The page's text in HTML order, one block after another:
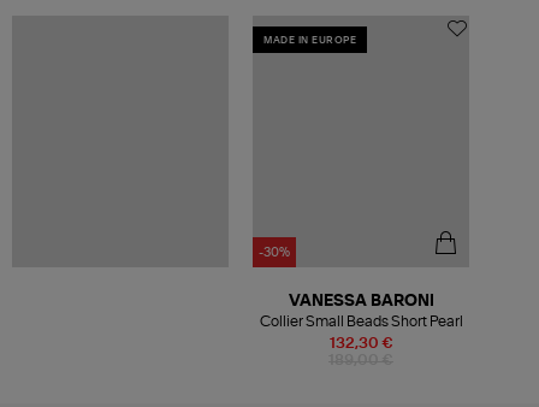
MADE IN EUROPE
-30%
132,30 €
VANESSA BARONI
Collier Small Beads Short Pearl